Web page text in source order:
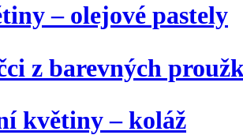
– olejové pastely
z barevných
květiny – koláž